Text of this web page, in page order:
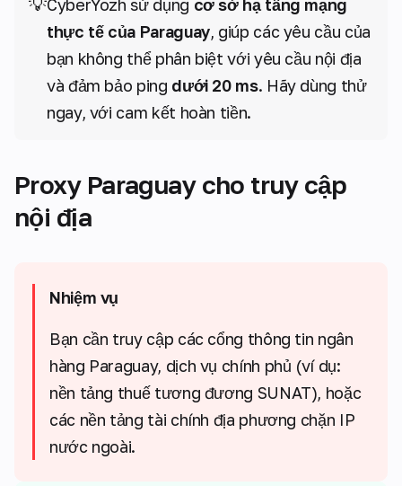
CyberYozh sử dụng cơ sở hạ tầng mạng
thực tế của Paraguay, giúp các yêu cầu của
bạn không thể phân biệt với yêu cầu nội địa
và đảm bảo ping dưới 20 ms. Hãy dùng thử
ngay, với cam kết hoàn tiền.
Proxy Paraguay cho truy cập
nội địa
Nhiệm vụ
Bạn cần truy cập các cổng thông tin ngân
hàng Paraguay, dịch vụ chính phủ (ví dụ:
nền tảng thuế tương đương SUNAT), hoặc
các nền tảng tài chính địa phương chặn IP
nước ngoài.